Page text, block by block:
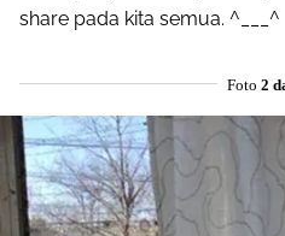
share pada kita semua. ^___^
Foto 2